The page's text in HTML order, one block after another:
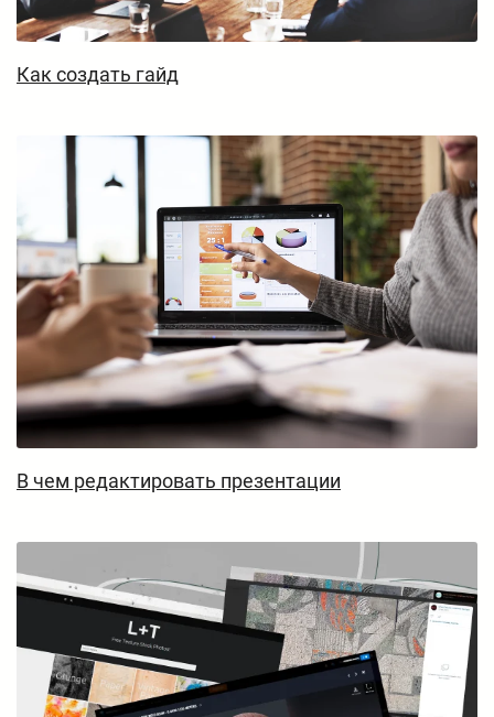
Как создать гайд
В чем редактировать презентации